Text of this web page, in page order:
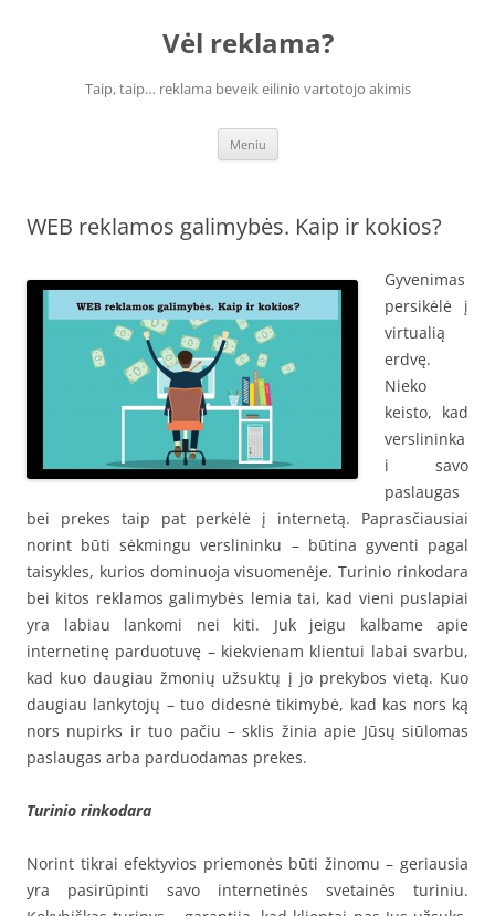
Vėl reklama?
Taip, taip… reklama beveik eilinio vartotojo akimis
Meniu Pereiti
turinio
WEB reklamos galimybės. Kaip ir kokios?
Gyvenimas
persikėlė į
virtualią
erdvę.
Nieko
keisto, kad
verslininka
i savo
paslaugas
bei prekes taip pat perkėlė į internetą. Paprasčiausiai
norint būti sėkmingu verslininku – būtina gyventi pagal
taisykles, kurios dominuoja visuomenėje. Turinio rinkodara
bei kitos reklamos galimybės lemia tai, kad vieni puslapiai
yra labiau lankomi nei kiti. Juk jeigu kalbame apie
internetinę parduotuvę – kiekvienam klientui labai svarbu,
kad kuo daugiau žmonių užsuktų į jo prekybos vietą. Kuo
daugiau lankytojų – tuo didesnė tikimybė, kad kas nors ką
nors nupirks ir tuo pačiu – sklis žinia apie Jūsų siūlomas
paslaugas arba parduodamas prekes.
Turinio rinkodara
Norint tikrai efektyvios priemonės būti žinomu – geriausia
yra pasirūpinti savo internetinės svetainės turiniu.